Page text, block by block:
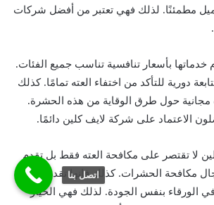
مطمئنًا. لذلك فهي تعتبر من أفضل شركات
خدماتها بأسعار تنافسية تناسب جميع الفئات.
دورية للتأكد من اختفاء العته تمامًا. كذلك
مجانية حول طرق الوقاية من هذه الحشرة.
الاعتماد على شركة لايف كلين دائمًا.
لا تقتصر على مكافحة العته فقط بل تقدم
مكافحة الحشرات. كذلك فإنها تقدم خدمة
الورقاء بنفس الجودة. لذلك فهي الخيار
اتصل بنا